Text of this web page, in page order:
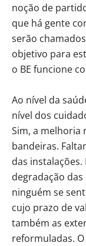
noção de
que há gente
serão
objetivo para
o BE funcione
Ao nível da
nível dos
Sim, a melhoria
bandeiras.
das
degradação
ninguém se
cujo prazo de
também as
reformuladas.